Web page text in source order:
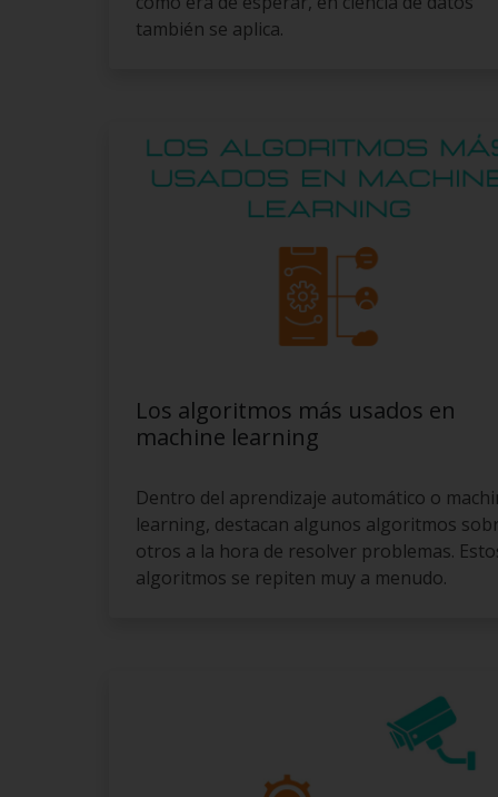
también se aplica.
Los algoritmos más usados en
machine learning
Dentro del aprendizaje automático o
learning, destacan algunos algoritmos
otros a la hora de resolver problemas.
algoritmos se repiten muy a menudo.